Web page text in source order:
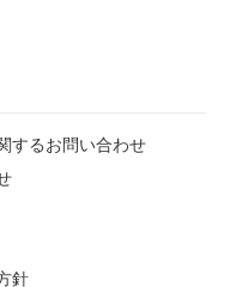
するお問い合わせ
針